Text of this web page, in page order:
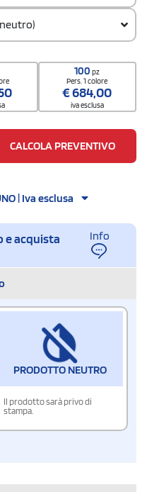
100pz
Pers. 1 colore
€684,00
iva esclusa
CALCOLA PREVENTIVO
| Iva esclusa
e acquista
Info
PRODOTTO NEUTRO
Il prodotto sarà privo di
stampa.